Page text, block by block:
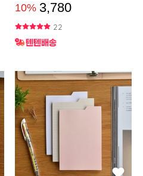
10% 3,780
22